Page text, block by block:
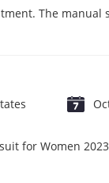
The
for Women